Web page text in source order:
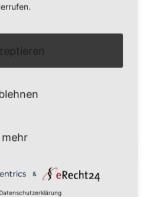
„LUMOS GL“
mehr
&
Datenschutzerklärung